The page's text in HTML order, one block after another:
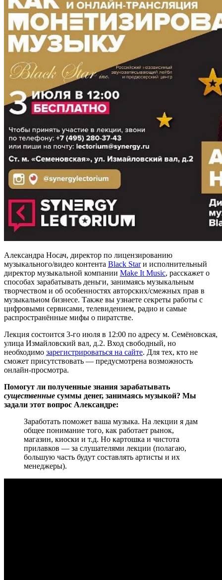
Александра Носач, директор по лицензированию
музыкального/видео контента Black Starи исполнительный
директор музыкальной компании Make It Music, расскажет о
способах зарабатывать деньги, занимаясь музыкальным
творчеством и об особенностях авторских/смежных прав в
музыкальном бизнесе. Также вы узнаете секреты работы с
цифровыми сервисами, телевидением, радио и самые
распространённые мифы о пиратстве.
Лекция состоится 3-го июля в 12:00 по адресу м. Семёновская,
улица Измайловский вал, д.2. Вход свободный, но
необходимо зарегистрироваться на сайте. Для тех, кто не
сможет присутствовать — предусмотрена возможность
онлайн-просмотра.
Помогут ли полученные знания зарабатывать
существенные суммы денег, занимаясь музыкой? Мы
задали этот вопрос Александре:
Заработать поможет ваша музыка. На лекции я дам
общее понимание того, как работает рынок,
магазин, киоски и т.д. Но картошка и чистота
прилавков — за слушателями лекции (полагаю,
большую часть будут составлять артисты и их
менеджеры).